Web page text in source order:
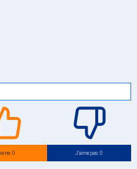
0 J’aime pas: 0